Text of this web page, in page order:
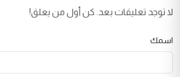
لا توجد تعليقات بعد. كن أول من يعلق!
اسمك